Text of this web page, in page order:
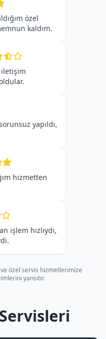
özel
kaldım.
iletişim
yapıldı,
hizmetten
işlem hızlıydı,
özel servis hizmetlerimize
yansıtır.